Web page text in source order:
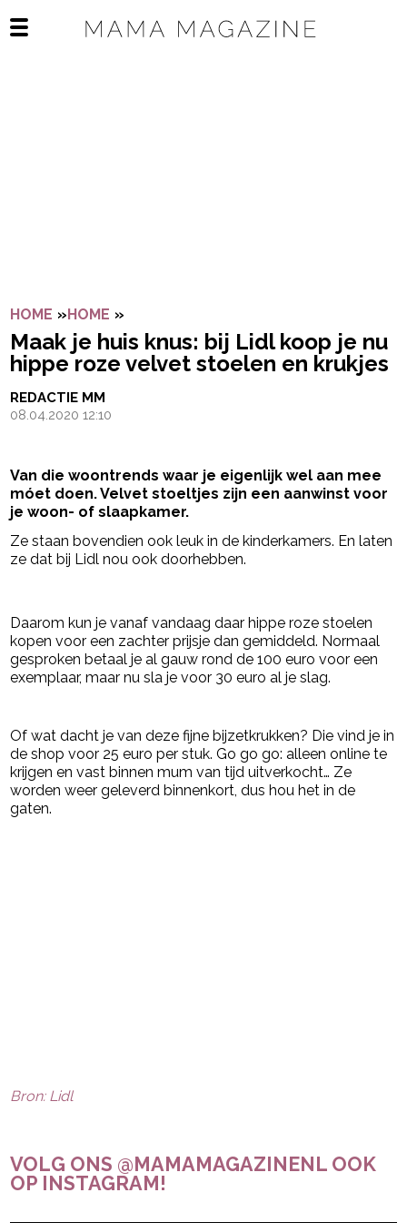
Open het mobiele menu
HOME »HOME »
Maak je huis knus: bij Lidl koop je nu
hippe roze velvet stoelen en krukjes
REDACTIE MM
08.04.2020 12:10
Van die woontrends waar je eigenlijk wel aan mee
móet doen. Velvet stoeltjes zijn een aanwinst voor
je woon- of slaapkamer.
Ze staan bovendien ook leuk in de kinderkamers. En laten
ze dat bij Lidl nou ook doorhebben.
Daarom kun je vanaf vandaag daar hippe roze stoelen
kopen voor een zachter prijsje dan gemiddeld. Normaal
gesproken betaal je al gauw rond de 100 euro voor een
exemplaar, maar nu sla je voor 30 euro al je slag.
Of wat dacht je van deze fijne bijzetkrukken? Die vind je in
de shop voor 25 euro per stuk. Go go go: alleen online te
krijgen en vast binnen mum van tijd uitverkocht… Ze
worden weer geleverd binnenkort, dus hou het in de
gaten.
Bron: Lidl
VOLG ONS @MAMAMAGAZINENL OOK
OP INSTAGRAM!